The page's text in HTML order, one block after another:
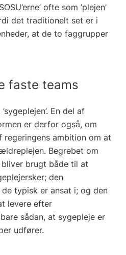
ofte som ’plejen’
det traditionelt set er i
at de to faggrupper
faste teams
En del af
er derfor også, om
regeringens ambition om at
Begrebet om
brugt både til at
den
typisk er ansat i; og den
levere efter
sådan, at sygepleje er
udfører.